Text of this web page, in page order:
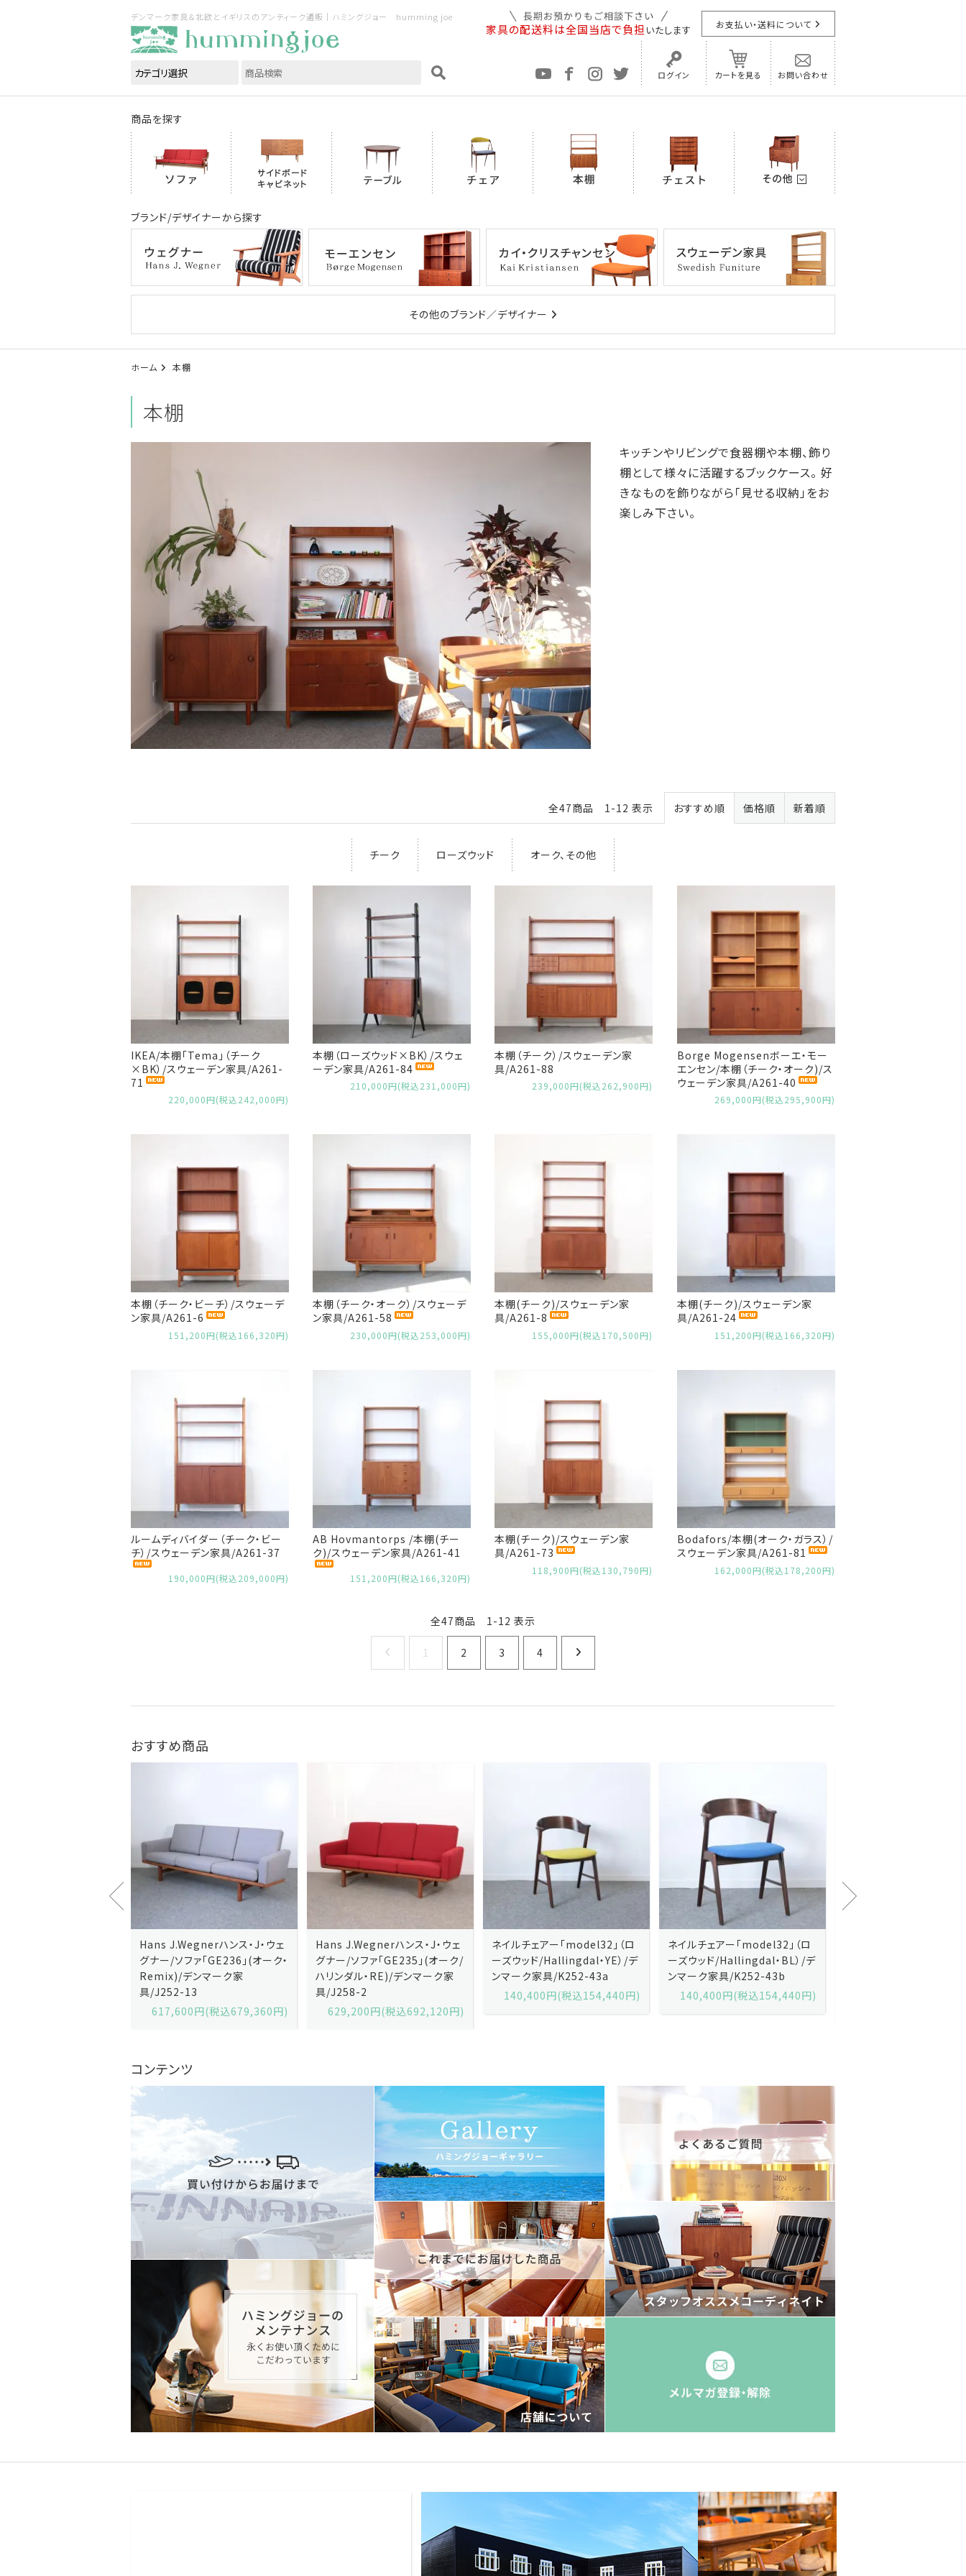
デンマーク家具＆北欧とイギリスのアンティーク通販｜ハミングジョー humming joe
家具の配送料は全国当店で負担 いたします お支払い・送料について
ログイン カートを見る お問い合わせ
商品を探す
ブランド/デザイナーから探す
その他のブランド／デザイナー
ホーム 本棚
本棚
キッチンやリビングで食器棚や本棚、飾り
棚として様々に活躍するブックケース。 好
きなものを飾りながら「見せる収納」をお
楽しみ下さい。
全47商品 1-12 表示 おすすめ順 価格順 新着順
チーク ローズウッド オーク、その他
IKEA/本棚「Tema」（チーク
×BK）/スウェーデン家具/A261-
71
220,000円(税込242,000円)
本棚（ローズウッド×BK）/スウェ
ーデン家具/A261-84
210,000円(税込231,000円)
本棚（チーク）/スウェーデン家
具/A261-88
239,000円(税込262,900円)
Borge Mogensenボーエ・モー
エンセン/本棚（チーク・オーク)/ス
ウェーデン家具/A261-40
269,000円(税込295,900円)
本棚（チーク・ビーチ）/スウェーデ
ン家具/A261-6
151,200円(税込166,320円)
本棚（チーク・オーク）/スウェーデ
ン家具/A261-58
230,000円(税込253,000円)
本棚(チーク)/スウェーデン家
具/A261-8
155,000円(税込170,500円)
本棚(チーク)/スウェーデン家
具/A261-24
151,200円(税込166,320円)
ルームディバイダー（チーク・ビー
チ）/スウェーデン家具/A261-37
190,000円(税込209,000円)
AB Hovmantorps /本棚(チー
ク)/スウェーデン家具/A261-41
151,200円(税込166,320円)
本棚(チーク)/スウェーデン家
具/A261-73
118,900円(税込130,790円)
Bodafors/本棚(オーク・ガラス）/
スウェーデン家具/A261-81
162,000円(税込178,200円)
全47商品 1-12 表示
1 2 3 4
おすすめ商品
Hans J.Wegnerハンス・J・ウェ
グナー/ソファ「GE235」(オーク/
ハリンダル・RE)/デンマーク家
具/J258-2
629,200円(税込692,120円)
ネイルチェアー「model32」（ロ
ーズウッド/Hallingdal・YE）/デ
ンマーク家具/K252-43a
140,400円(税込154,440円)
ネイルチェアー「model32」（ロ
ーズウッド/Hallingdal・BL）/デ
ンマーク家具/K252-43b
140,400円(税込154,440円)
Kai Kristiansenカイ・クリスチ
ャンセン/ダイニングチェアー
「No.42」（ローズウッド・レザー
黒）/デンマーク家具/J252-57j
コンテンツ